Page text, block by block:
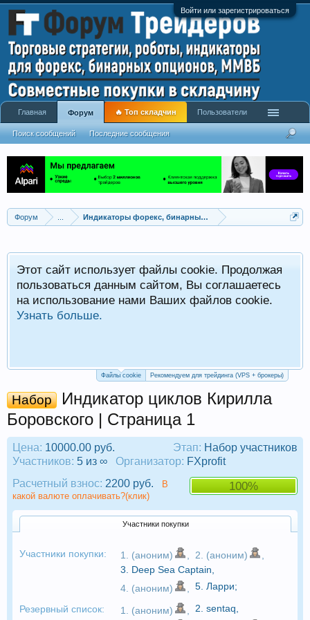
Войти или зарегистрироваться
Форум Индикаторы форекс, бинарных опционов, ММВБ
Этот сайт использует файлы cookie. Продолжая
пользоваться данным сайтом, Вы соглашаетесь
на использование нами Ваших файлов cookie.
Узнать больше.
Файлы cookie Рекомендуем для трейдинга (VPS + брокеры)
Набор
Индикатор циклов Кирилла
Боровского | Страница 1
Этап: Набор участников
Цена: 10000.00 руб.
Участников: 5 из ∞ Организатор: FXprofit
100%
Расчетный взнос: 2200 руб.
В
какой валюте оплачивать?(клик)
Участники покупки
Участники покупки: 1. (аноним) 2. (аноним)
3. Deep Sea Captain
4. (аноним)
5. Ларри;
Резервный список: 1. (аноним) 2. sentaq
Главная Форум
Поиск сообщений Последние сообщения
🔥 Топ складчин Пользователи